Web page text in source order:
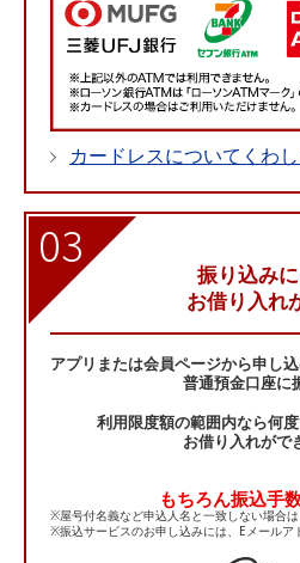
カードレスについてくわ
03
振り込み
お借り入れ
アプリまたは会員ページから申し
普通預金口座に
利用限度額の範囲内なら何
お借り入れがで
もちろん振込手
※屋号付名義など申込人名と一致しない場合は
※振込サービスのお申し込みには、Eメールア